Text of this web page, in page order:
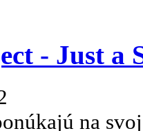
- Just a
na